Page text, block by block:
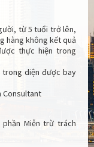
từ 5 tuổi trở lên,
hàng không kết quả
thực hiện trong
trong diện được bay
Consultant
Miễn trừ trách